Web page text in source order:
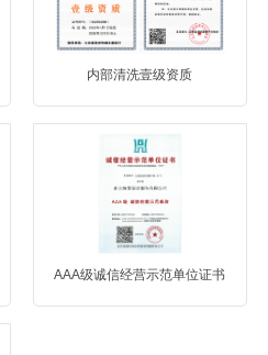
内部清洗壹级资质
AAA级诚信经营示范单位证书